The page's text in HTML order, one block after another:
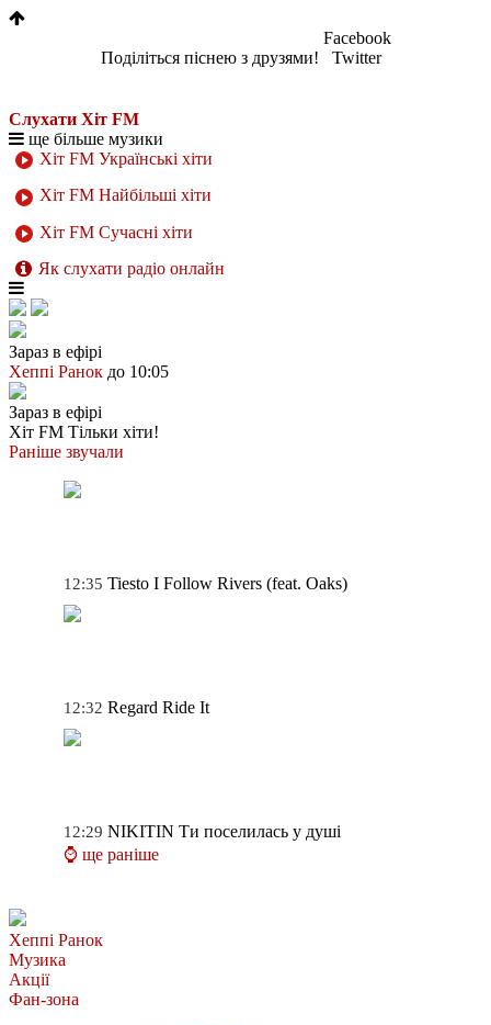
Поділіться піснею з друзями!
Facebook
Twitter
Слухати Хіт FM
ще більше музики
Хіт FM Українські хіти
Хіт FM Найбільші хіти
Хіт FM Сучасні хіти
Як слухати радіо онлайн
Зараз в ефірі
Хеппі Ранок до 10:05
Зараз в ефірі
Хіт FM Тільки хіти!
Раніше звучали
12:35 Tiesto I Follow Rivers (feat. Oaks)
12:32 Regard Ride It
12:29 NIKITIN Ти поселилась у душі
⌚ ще раніше
Хеппі Ранок
Музика
Акції
Фан-зона